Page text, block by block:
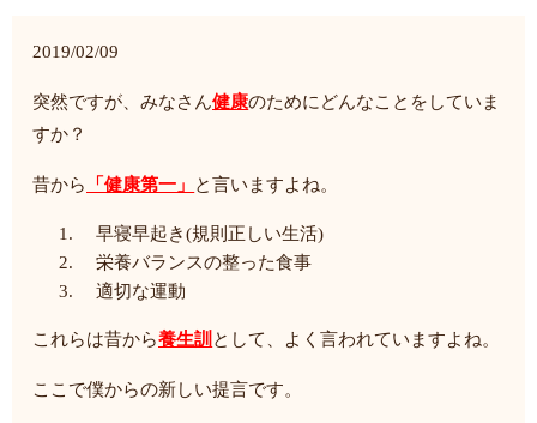
2019/02/09
突然ですが、みなさん健康のためにどんなことをしていま
すか？
昔から 「健康第一」 と言いますよね。
早寝早起き(規則正しい生活)
栄養バランスの整った食事
適切な運動
これらは昔から養生訓 として、よく言われていますよね。
ここで僕からの新しい提言です。